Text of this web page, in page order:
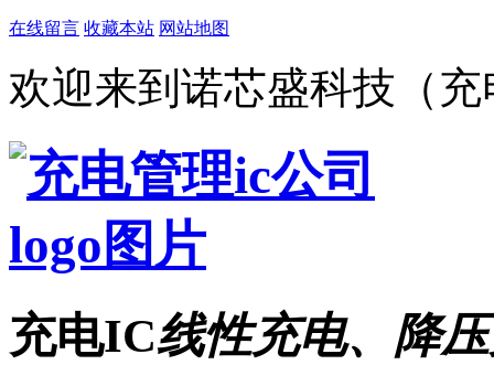
在线留言 收藏本站 网站地图
欢迎来到诺芯盛科技（
充电IC线性充电、降